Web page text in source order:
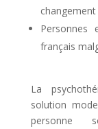
changement
Personnes
français
La
solution
personne